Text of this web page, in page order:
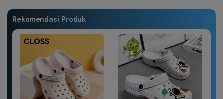
Rekomendasi Produk